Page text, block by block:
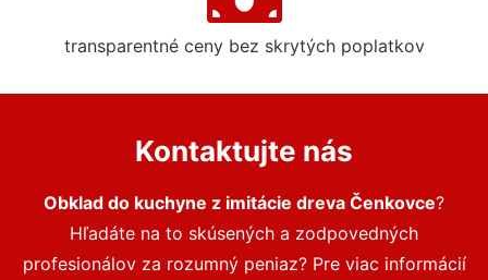
transparentné ceny bez skrytých poplatkov
Kontaktujte nás
Obklad do kuchyne z imitácie dreva Čenkovce?
Hľadáte na to skúsených a zodpovedných
profesionálov za rozumný peniaz? Pre viac informácií